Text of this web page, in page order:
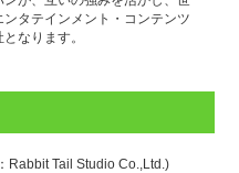
タテインメント・コンテンツ
なります。
Tail Studio Co.,Ltd.)